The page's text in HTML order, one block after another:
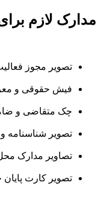
مدارک لازم
تصویر مجوز
فیش حقوقی و
چک متقاضی و
تصویر شناسنامه
تصاویر مدارک
تصویر کارت